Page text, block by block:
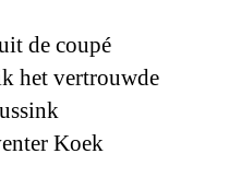
de coupé
het vertrouwde
Koek